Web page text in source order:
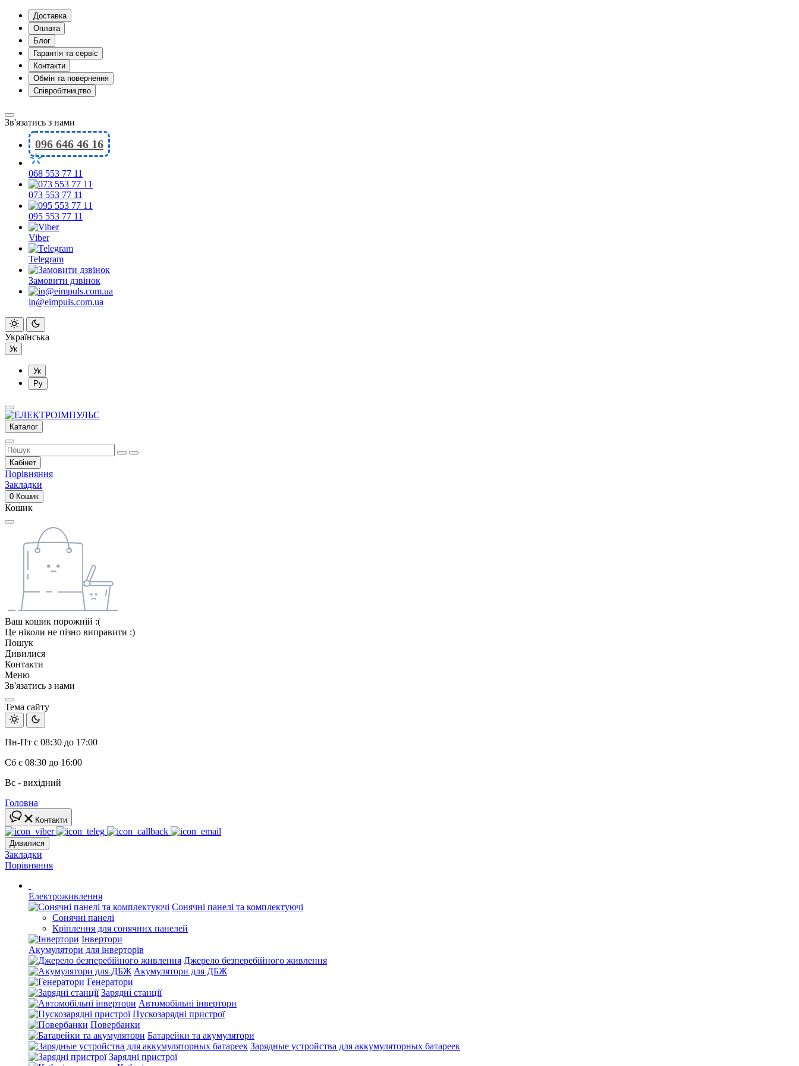
Доставка
Оплата
Блог
Гарантія та сервіс
Контакти
Обмін та повернення
Співробітництво
Зв'язатись з нами
096 646 46 16
068 553 77 11
073 553 77 11
095 553 77 11
Viber
Telegram
Замовити дзвінок
in@eimpuls.com.ua
Українська
Ук
Ук
Ру
Каталог
Кабінет
Порівняння
Закладки
0 Кошик
Кошик
Ваш кошик порожній :(
Це ніколи не пізно виправити :)
Пошук
Дивилися
Контакти
Меню
Зв'язатись з нами
Тема сайту
Пн-Пт с 08:30 до 17:00
Сб с 08:30 до 16:00
Вс - вихідний
Головна
Контакти
Дивилися
Закладки
Порівняння
Електроживлення
Сонячні панелі та комплектуючі
Сонячні панелі
Кріплення для сонячних панелей
Інвертори
Акумулятори для інверторів
Джерело безперебійного живлення
Акумулятори для ДБЖ
Генератори
Зарядні станції
Автомобільні інвертори
Пускозарядні пристрої
Повербанки
Батарейки та акумулятори
Зарядные устройства для аккумуляторных батареек
Зарядні пристрої